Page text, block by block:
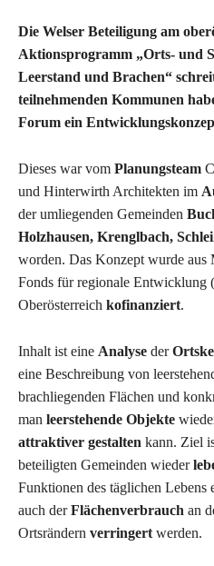
Die Welser Beteiligung am
Aktionsprogramm „Orts- und
Leerstand und Brachen“
teilnehmenden Kommunen
Forum ein
Dieses war vom Planungsteam
und Hinterwirth Architekten im
der umliegenden Gemeinden
Holzhausen, Krenglbach,
worden. Das Konzept wurde aus
Fonds für regionale Entwicklung
Oberösterreich kofinanziert.
Inhalt ist eine Analyse der
eine Beschreibung von
brachliegenden Flächen und
man leerstehende Objekte
attraktiver gestalten kann. Ziel
beteiligten Gemeinden wieder
Funktionen des täglichen
auch derFlächenverbrauch an
Ortsrändern verringert werden.